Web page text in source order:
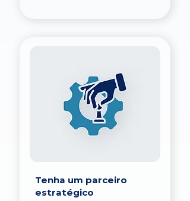
Tenha um parceiro
estratégico